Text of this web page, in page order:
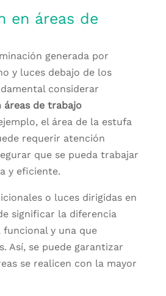
en áreas de
generada por
y luces debajo de los
considerar
áreas de trabajo
el área de la estufa
requerir atención
que se pueda trabajar
y eficiente.
o luces dirigidas en
significar la diferencia
y una que
Así, se puede garantizar
se realicen con la mayor